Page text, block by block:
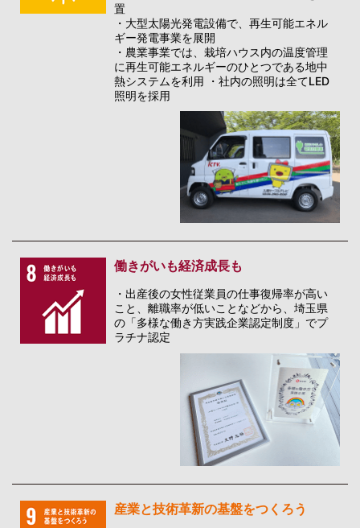
置
・大型太陽光発電設備で、再生可能エネル
ギー発電事業を展開
・農業事業では、栽培ハウス内の温度管理
に再生可能エネルギーのひとつである地中
熱システムを利用 ・社内の照明は全てLED
照明を採用
働きがいも経済成長も
・出産後の女性従業員の仕事復帰率が高い
こと、離職率が低いことなどから、埼玉県
の「多様な働き方実践企業認定制度」でプ
ラチナ認定
産業と技術革新の基盤をつくろう